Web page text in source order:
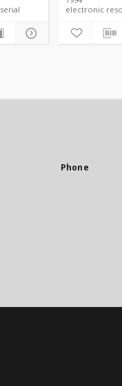
electronic resource serial
Phone